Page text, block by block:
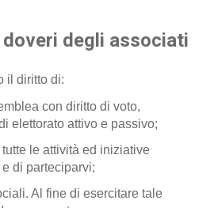
degli associati
il diritto di:
con diritto di voto,
elettorato attivo e passivo;
le attività ed iniziative
di parteciparvi;
Al fine di esercitare tale